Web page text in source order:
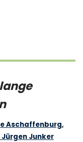
Aschaffenburg,
Junker